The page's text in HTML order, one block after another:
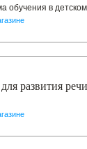
обучения в
развития